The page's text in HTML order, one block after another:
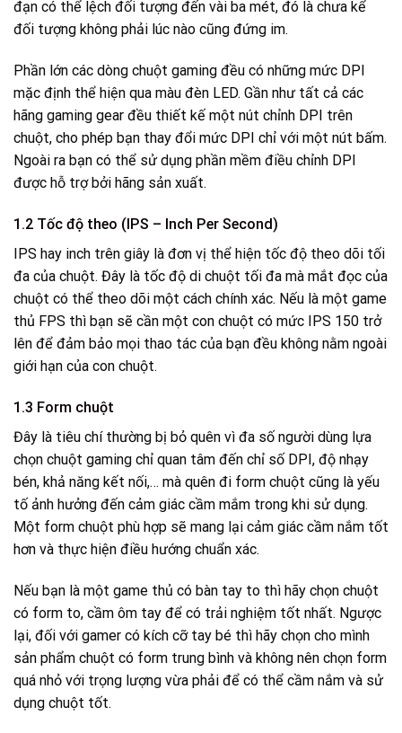
đạn có thể lệch đối tượng đến vài ba mét, đó là chưa kể
đối tượng không phải lúc nào cũng đứng im.
Phần lớn các dòng chuột gaming đều có những mức DPI
mặc định thể hiện qua màu đèn LED. Gần như tất cả các
hãng gaming gear đều thiết kế một nút chỉnh DPI trên
chuột, cho phép bạn thay đổi mức DPI chỉ với một nút bấm.
Ngoài ra bạn có thể sử dụng phần mềm điều chỉnh DPI
được hỗ trợ bởi hãng sản xuất.
1.2 Tốc độ theo (IPS – Inch Per Second)
IPS hay inch trên giây là đơn vị thể hiện tốc độ theo dõi tối
đa của chuột. Đây là tốc độ di chuột tối đa mà mắt đọc của
chuột có thể theo dõi một cách chính xác. Nếu là một game
thủ FPS thì bạn sẽ cần một con chuột có mức IPS 150 trở
lên để đảm bảo mọi thao tác của bạn đều không nằm ngoài
giới hạn của con chuột.
1.3 Form chuột
Đây là tiêu chí thường bị bỏ quên vì đa số người dùng lựa
chọn chuột gaming chỉ quan tâm đến chỉ số DPI, độ nhạy
bén, khả năng kết nối,… mà quên đi form chuột cũng là yếu
tố ảnh hưởng đến cảm giác cầm mắm trong khi sử dụng.
Một form chuột phù hợp sẽ mang lại cảm giác cầm nắm tốt
hơn và thực hiện điều hướng chuẩn xác.
Nếu bạn là một game thủ có bàn tay to thì hãy chọn chuột
có form to, cầm ôm tay để có trải nghiệm tốt nhất. Ngược
lại, đối với gamer có kích cỡ tay bé thì hãy chọn cho mình
sản phẩm chuột có form trung bình và không nên chọn form
quá nhỏ với trọng lượng vừa phải để có thể cầm nắm và sử
dụng chuột tốt.